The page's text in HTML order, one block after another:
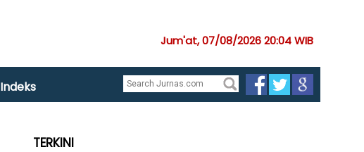
Jum'at, 07/08/2026 20:04 WIB
Indeks
TERKINI